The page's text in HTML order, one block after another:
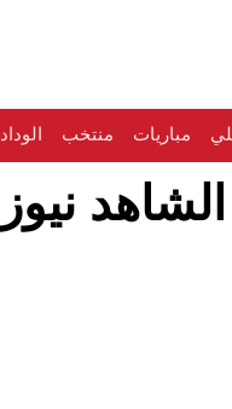
مباريات منتخب الوداد
نيوز